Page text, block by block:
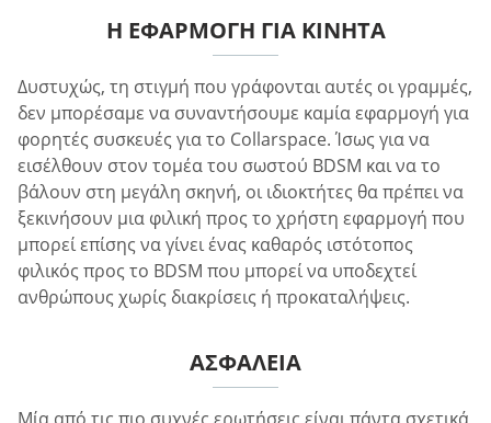
Η ΕΦΑΡΜΟΓΉ ΓΙΑ ΚΙΝΗΤΆ
Δυστυχώς, τη στιγμή που γράφονται αυτές οι γραμμές,
δεν μπορέσαμε να συναντήσουμε καμία εφαρμογή για
φορητές συσκευές για το Collarspace. Ίσως για να
εισέλθουν στον τομέα του σωστού BDSM και να το
βάλουν στη μεγάλη σκηνή, οι ιδιοκτήτες θα πρέπει να
ξεκινήσουν μια φιλική προς το χρήστη εφαρμογή που
μπορεί επίσης να γίνει ένας καθαρός ιστότοπος
φιλικός προς το BDSM που μπορεί να υποδεχτεί
ανθρώπους χωρίς διακρίσεις ή προκαταλήψεις.
ΑΣΦΆΛΕΙΑ